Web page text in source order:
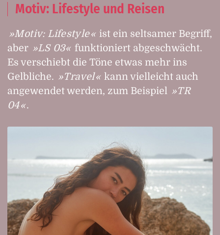
Motiv: Lifestyle und Reisen
Motiv: Lifestyle
ist ein seltsamer Begriff,
aber
LS 03
funktioniert abgeschwächt.
Es verschiebt die Töne etwas mehr ins
Gelbliche.
Travel
kann vielleicht auch
angewendet werden, zum Beispiel
TR
04
.